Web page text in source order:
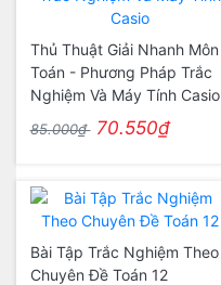
Thủ Thuật Giải Nhanh Môn
Toán - Phương Pháp Trắc
Nghiệm Và Máy Tính Casio
85.000₫ 70.550₫
Bài Tập Trắc Nghiệm Theo
Chuyên Đề Toán 12